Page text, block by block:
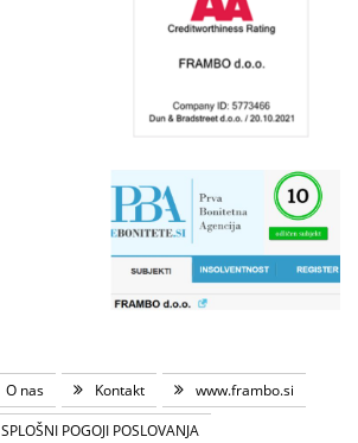
O nas Kontakt
www.frambo.si
SPLOŠNI POGOJI POSLOVANJA